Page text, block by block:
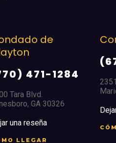
Condado de Cobb
(678) 968 5664
2351 Austell Road
Marietta, GA 30008
Dejar una reseña
CÓMO LLEGAR